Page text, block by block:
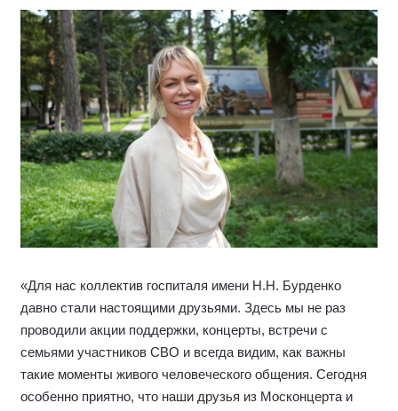
«Для нас коллектив госпиталя имени Н.Н. Бурденко
давно стали настоящими друзьями. Здесь мы не раз
проводили акции поддержки, концерты, встречи с
семьями участников СВО и всегда видим, как важны
такие моменты живого человеческого общения. Сегодня
особенно приятно, что наши друзья из Москонцерта и